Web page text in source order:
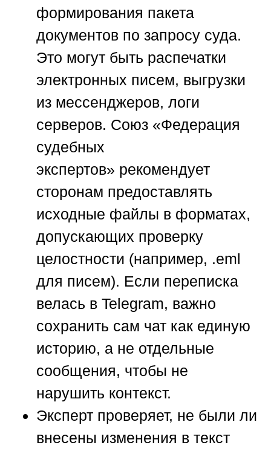
формирования пакета
документов по запросу суда.
Это могут быть распечатки
электронных писем, выгрузки
из мессенджеров, логи
серверов. Союз «Федерация
судебных
экспертов» рекомендует
сторонам предоставлять
исходные файлы в форматах,
допускающих проверку
целостности (например, .eml
для писем). Если переписка
велась в Telegram, важно
сохранить сам чат как единую
историю, а не отдельные
сообщения, чтобы не
нарушить контекст.
Эксперт проверяет, не были ли
внесены изменения в текст